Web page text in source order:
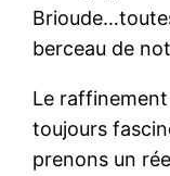
berceau de
Le
toujours
prenons un